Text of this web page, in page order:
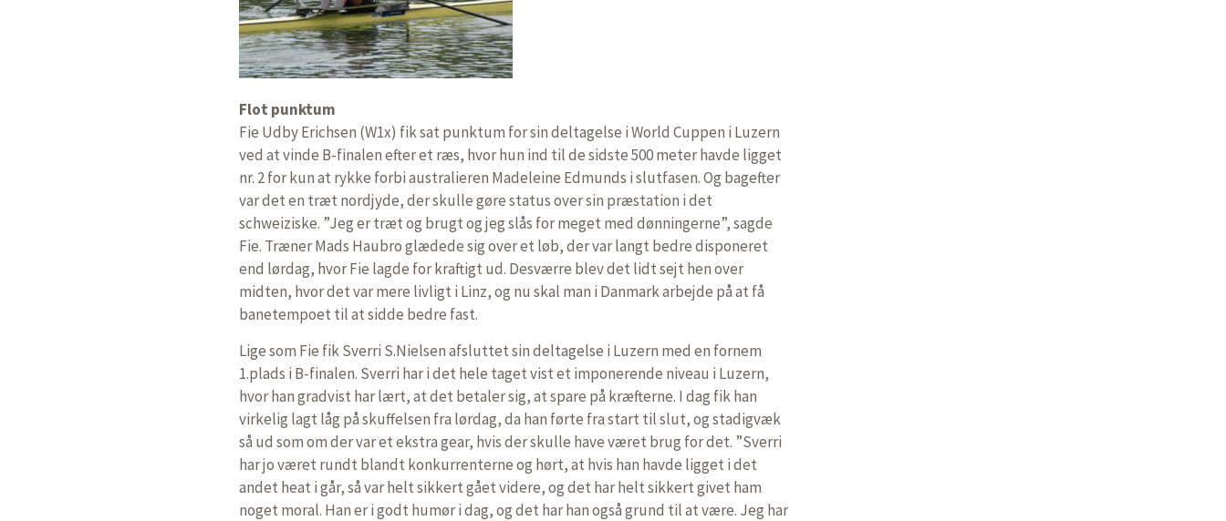
Flot punktum
Fie Udby Erichsen (W1x) fik sat punktum for sin deltagelse i World Cuppen i Luzern
ved at vinde B-finalen efter et ræs, hvor hun ind til de sidste 500 meter havde ligget
nr. 2 for kun at rykke forbi australieren Madeleine Edmunds i slutfasen. Og bagefter
var det en træt nordjyde, der skulle gøre status over sin præstation i det
schweiziske. ”Jeg er træt og brugt og jeg slås for meget med dønningerne”, sagde
Fie. Træner Mads Haubro glædede sig over et løb, der var langt bedre disponeret
end lørdag, hvor Fie lagde for kraftigt ud. Desværre blev det lidt sejt hen over
midten, hvor det var mere livligt i Linz, og nu skal man i Danmark arbejde på at få
banetempoet til at sidde bedre fast.
Lige som Fie fik Sverri S.Nielsen afsluttet sin deltagelse i Luzern med en fornem
1.plads i B-finalen. Sverri har i det hele taget vist et imponerende niveau i Luzern,
hvor han gradvist har lært, at det betaler sig, at spare på kræfterne. I dag fik han
virkelig lagt låg på skuffelsen fra lørdag, da han førte fra start til slut, og stadigvæk
så ud som om der var et ekstra gear, hvis der skulle have været brug for det. ”Sverri
har jo været rundt blandt konkurrenterne og hørt, at hvis han havde ligget i det
andet heat i går, så var helt sikkert gået videre, og det har helt sikkert givet ham
noget moral. Han er i godt humør i dag, og det har han også grund til at være. Jeg har